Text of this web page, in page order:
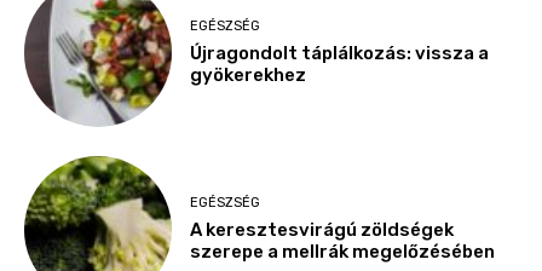
EGÉSZSÉG
Újragondolt táplálkozás: vissza a
gyökerekhez
EGÉSZSÉG
A keresztesvirágú zöldségek
szerepe a mellrák megelőzésében